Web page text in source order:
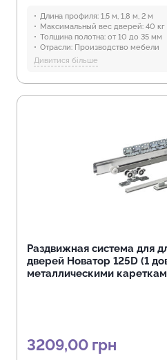
Длина профиля: 1,5 м, 1,8 м, 2 м
Максимальный вес дверей: 40 кг
Толщина полотна: от 10 до 35 мм
Отрасли: Производство мебели
Предназначение:
Защита от воды:
Дивитися більше
Раздвижная система для
дверей Новатор 125D (1
металлическими
3209,00 грн